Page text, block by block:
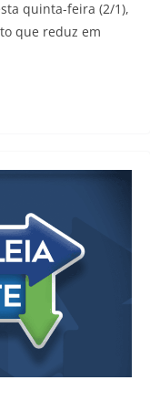
quinta-feira (2/1),
que reduz em